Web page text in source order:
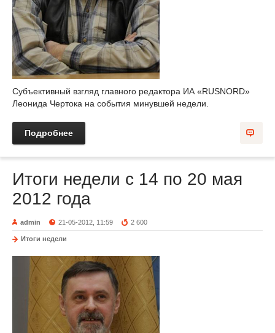
Субъективный взгляд главного редактора ИА «RUSNORD»
Леонида Чертока на события минувшей недели.
Подробнее
Итоги недели с 14 по 20 мая
2012 года
admin 21-05-2012, 11:59 2 600
Итоги недели